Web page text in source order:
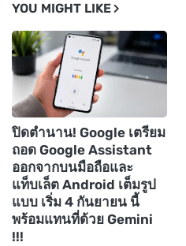
YOU MIGHT LIKE
ปิดตำนาน! Google เตรียม
ถอด Google Assistant
ออกจากบนมือถือและ
แท็บเล็ต Android เต็มรูป
แบบ เริ่ม 4 กันยายน นี้
พร้อมแทนที่ด้วย Gemini
!!!